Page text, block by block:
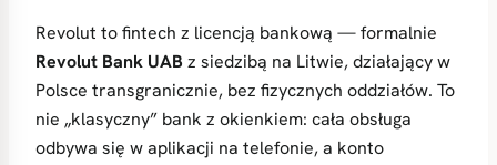
Revolut to fintech z licencją bankową — formalnie
Revolut Bank UAB z siedzibą na Litwie, działający w
Polsce transgranicznie, bez fizycznych oddziałów. To
nie „klasyczny” bank z okienkiem: cała obsługa
odbywa się w aplikacji na telefonie, a konto